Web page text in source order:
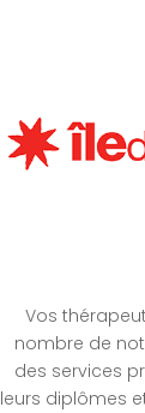
Vos
nombre de
des services
leurs diplômes